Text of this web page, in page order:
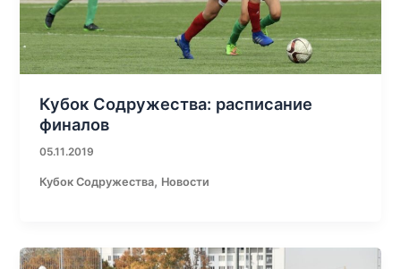
Кубок Содружества: расписание
финалов
05.11.2019
Кубок Содружества, Новости